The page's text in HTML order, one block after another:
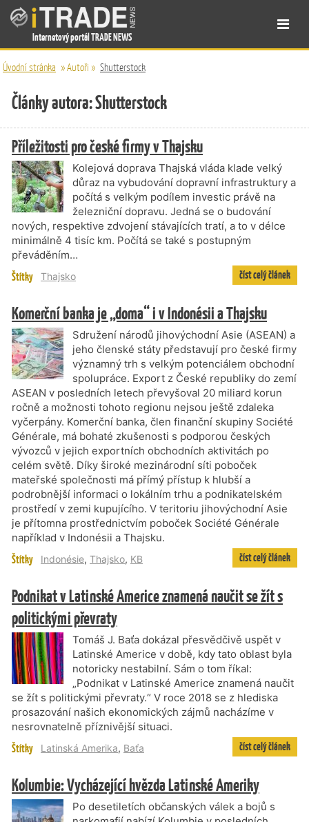
Internetový portál TRADE NEWS
Úvodní stránka »Autoři » Shutterstock
Články autora: Shutterstock
Příležitosti pro české firmy v Thajsku
Kolejová doprava Thajská vláda klade velký
důraz na vybudování dopravní infrastruktury a
počítá s velkým podílem investic právě na
železniční dopravu. Jedná se o budování
nových, respektive zdvojení stávajících tratí, a to v délce
minimálně 4 tisíc km. Počítá se také s postupným
převáděním…
Štítky Thajsko číst celý článek
Komerční banka je „doma“ i v Indonésii a Thajsku
Sdružení národů jihovýchodní Asie (ASEAN) a
jeho členské státy představují pro české firmy
významný trh s velkým potenciálem obchodní
spolupráce. Export z České republiky do zemí
ASEAN v posledních letech převyšoval 20 miliard korun
ročně a možnosti tohoto regionu nejsou ještě zdaleka
vyčerpány. Komerční banka, člen finanční skupiny Société
Générale, má bohaté zkušenosti s podporou českých
vývozců v jejich exportních obchodních aktivitách po
celém světě. Díky široké mezinárodní síti poboček
mateřské společnosti má přímý přístup k hlubší a
podrobnější informaci o lokálním trhu a podnikatelském
prostředí v zemi kupujícího. V teritoriu jihovýchodní Asie
je přítomna prostřednictvím poboček Société Générale
například v Indonésii a Thajsku.
Štítky Indonésie, Thajsko, KB číst celý článek
Podnikat v Latinské Americe znamená naučit se žít s
politickými převraty
Tomáš J. Baťa dokázal přesvědčivě uspět v
Latinské Americe v době, kdy tato oblast byla
notoricky nestabilní. Sám o tom říkal:
„Podnikat v Latinské Americe znamená naučit
se žít s politickými převraty.“ V roce 2018 se z hlediska
prosazování našich ekonomických zájmů nacházíme v
nesrovnatelně příznivější situaci.
Štítky Latinská Amerika, Baťa číst celý článek
Kolumbie: Vycházející hvězda Latinské Ameriky
Po desetiletích občanských válek a bojů s